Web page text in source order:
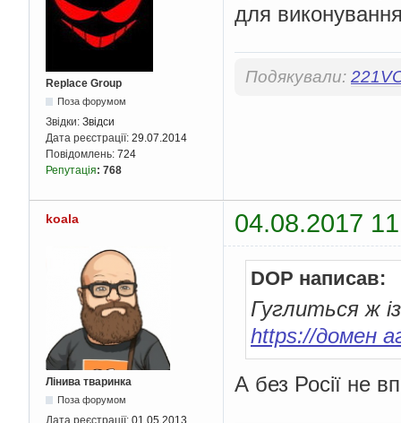
Replace Group
Поза форумом
Звідки: Звідси
Дата реєстрації: 29.07.2014
Повідомлень: 724
Репутація: 768
для
Подякували:
koala 04.08.2017
Лінива тваринка
Поза форумом
Дата реєстрації: 01.05.2013
DOP написав:
Гуглиться ж
https://домен
А без Росії не